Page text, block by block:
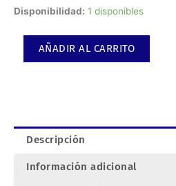
Disponibilidad: 1 disponibles
Locomotora
AÑADIR AL CARRITO
Descripción
Información adicional